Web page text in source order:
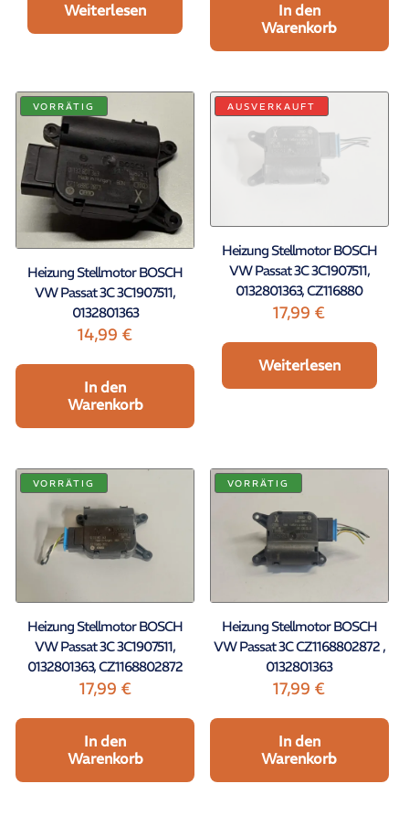
Weiterlesen
In den
Warenkorb
VORRÄTIG
Heizung Stellmotor BOSCH
VW Passat 3C 3C1907511,
0132801363
14,99€
In den
Warenkorb
AUSVERKAUFT
Heizung Stellmotor BOSCH
VW Passat 3C 3C1907511,
0132801363, CZ116880
17,99€
Weiterlesen
VORRÄTIG
Heizung Stellmotor BOSCH
VW Passat 3C 3C1907511,
0132801363, CZ1168802872
17,99 €
In den
Warenkorb
VORRÄTIG
Heizung Stellmotor BOSCH
VW Passat 3C CZ1168802872 ,
0132801363
17,99€
In den
Warenkorb